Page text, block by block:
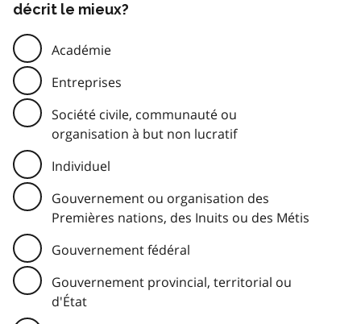
décrit le mieux?
Académie
Entreprises
Société civile, communauté ou
organisation à but non lucratif
Individuel
Gouvernement ou organisation des
Premières nations, des Inuits ou des Métis
Gouvernement fédéral
Gouvernement provincial, territorial ou
d'État